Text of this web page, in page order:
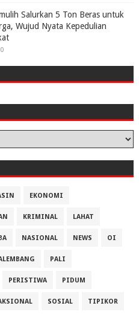
Salurkan 5 Ton Beras untuk
Wujud Nyata Kepedulian
0
EKONOMI
KRIMINAL LAHAT
NASIONAL NEWS OI
PALI
PERISTIWA PIDUM
SOSIAL TIPIKOR